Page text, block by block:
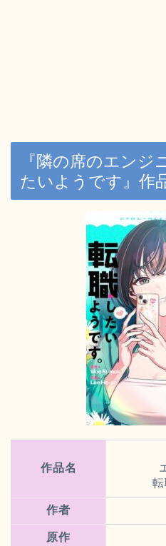
『隣の席のエンジ
たいようです』作
作品名
作者
原作